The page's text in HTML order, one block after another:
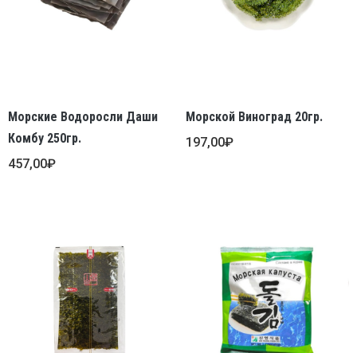
Морские Водоросли Даши
Комбу 250гр.
457,00₽
Морской Виноград 20гр.
197,00₽